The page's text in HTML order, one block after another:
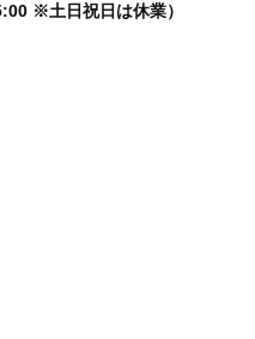
※土日祝日は休業）